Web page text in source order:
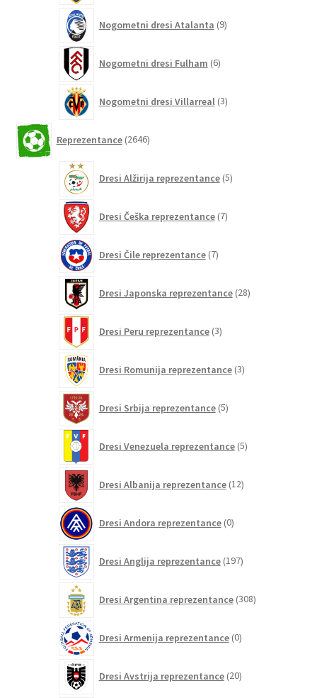
Nogometni dresi Atalanta 9izdelkov
Nogometni dresi Fulham 6izdelkov
Nogometni dresi Villarreal 3izdelki
Reprezentance 2646izdelkov
Dresi Alžirija reprezentance 5izdelkov
Dresi Češka reprezentance 7izdelkov
Dresi Čile reprezentance 7izdelkov
Dresi Japonska reprezentance 28izdelkov
Dresi Peru reprezentance 3izdelki
Dresi Romunija reprezentance 3izdelki
Dresi Srbija reprezentance 5izdelkov
Dresi Venezuela reprezentance 5izdelkov
Dresi Albanija reprezentance 12izdelkov
Dresi Andora reprezentance 0izdelkov
Dresi Anglija reprezentance 197izdelkov
Dresi Argentina reprezentance 308izdelkov
Dresi Armenija reprezentance 0izdelkov
Dresi Avstrija reprezentance 20izdelkov